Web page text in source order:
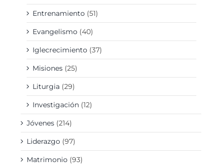
Entrenamiento (51)
Evangelismo (40)
Iglecrecimiento (37)
Misiones (25)
Liturgia (29)
Investigación (12)
Jóvenes (214)
Liderazgo (97)
Matrimonio (93)